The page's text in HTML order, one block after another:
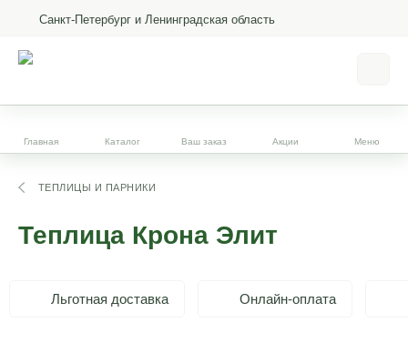
Санкт-Петербург и Ленинградская область
Главная Каталог Ваш заказ Акции Меню
ТЕПЛИЦЫ И ПАРНИКИ
Теплица Крона Элит
Льготная доставка Онлайн-оплата